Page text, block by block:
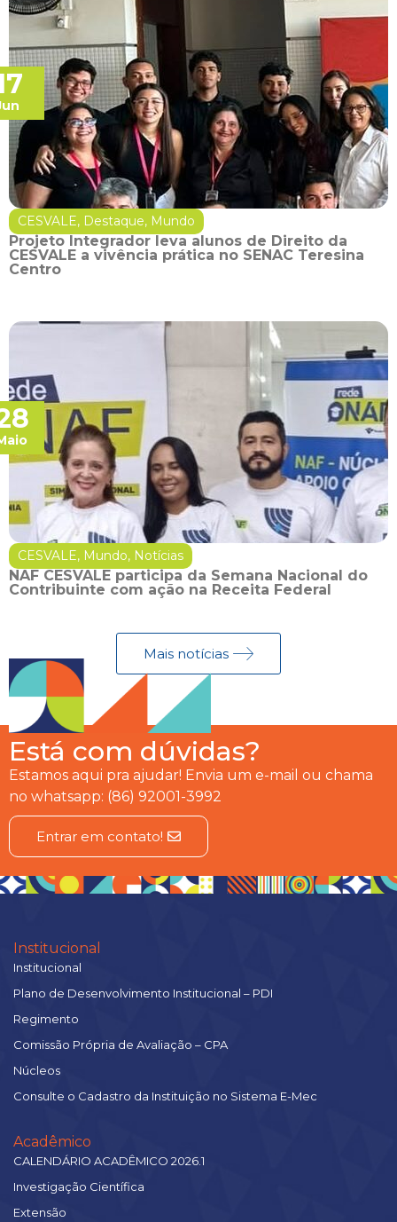
CESVALE, Destaque, Mundo
Projeto Integrador leva alunos de Direito da
CESVALE a vivência prática no SENAC Teresina
Centro
CESVALE, Mundo, Notícias
NAF CESVALE participa da Semana Nacional do
Contribuinte com ação na Receita Federal
Mais notícias
Está com dúvidas?
Estamos aqui pra ajudar! Envia um e-mail ou chama
no whatsapp: (86) 92001-3992
Entrar em contato!
Institucional
Institucional
Plano de Desenvolvimento Institucional – PDI
Regimento
Comissão Própria de Avaliação – CPA
Núcleos
Consulte o Cadastro da Instituição no Sistema E-Mec
Acadêmico
CALENDÁRIO ACADÊMICO 2026.1
Investigação Científica
Extensão